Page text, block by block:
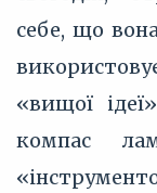
себе, що
«вищої
компас